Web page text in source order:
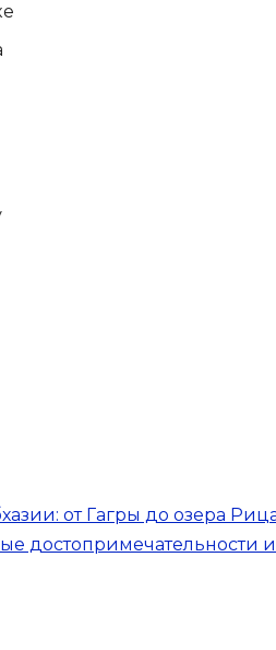
от Гагры до озера
достопримечательности